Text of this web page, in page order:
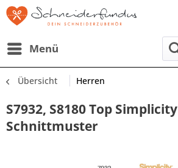
Menü
Übersicht Herren
S7932, S8180 Top Simplicity
Schnittmuster